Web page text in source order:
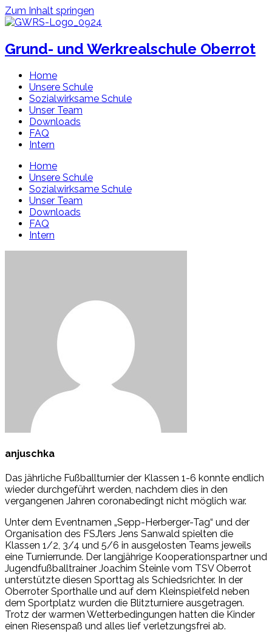
Zum Inhalt springen
Grund- und Werkrealschule Oberrot
Home
Unsere Schule
Sozialwirksame Schule
Unser Team
Downloads
FAQ
Intern
Home
Unsere Schule
Sozialwirksame Schule
Unser Team
Downloads
FAQ
Intern
anjuschka
Das jährliche Fußballturnier der Klassen 1-6 konnte endlich
wieder durchgeführt werden, nachdem dies in den
vergangenen Jahren coronabedingt nicht möglich war.
Unter dem Eventnamen „Sepp-Herberger-Tag“ und der
Organisation des FSJ’lers Jens Sanwald spielten die
Klassen 1/2, 3/4 und 5/6 in ausgelosten Teams jeweils
eine Turnierrunde. Der langjährige Kooperationspartner und
Jugendfußballtrainer Joachim Steinle vom TSV Oberrot
unterstützte diesen Sporttag als Schiedsrichter. In der
Oberroter Sporthalle und auf dem Kleinspielfeld neben
dem Sportplatz wurden die Blitzturniere ausgetragen.
Trotz der warmen Wetterbedingungen hatten die Kinder
einen Riesenspaß und alles lief verletzungsfrei ab.